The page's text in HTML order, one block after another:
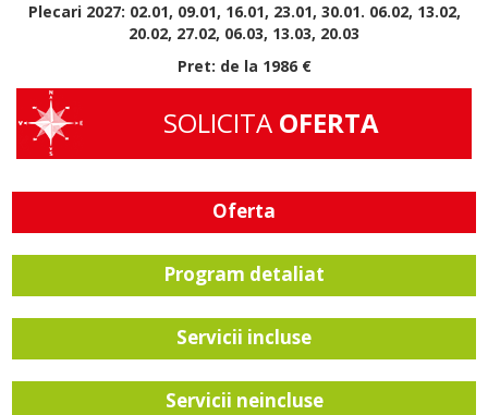
Plecari 2027: 02.01, 09.01, 16.01, 23.01, 30.01. 06.02, 13.02,
20.02, 27.02, 06.03, 13.03, 20.03
Pret: de la 1986 €
SOLICITA OFERTA
Oferta
Program detaliat
Servicii incluse
Servicii neincluse